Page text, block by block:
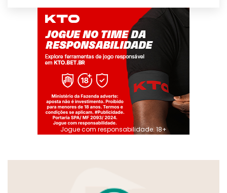
Jogue com responsabilidade. 18+